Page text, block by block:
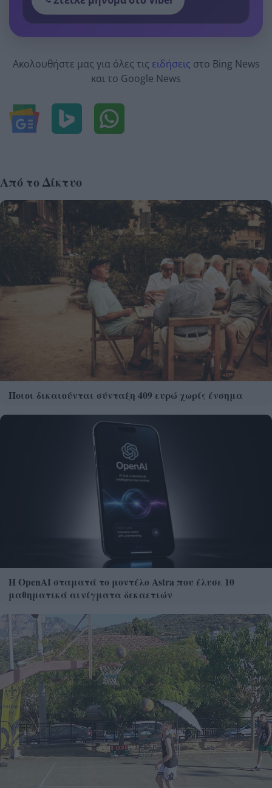
Ακολουθήστε μας για όλες τις ειδήσεις στο Bing News
και το Google News
Από το Δίκτυο
Ποιοι δικαιούνται σύνταξη 409 ευρώ χωρίς ένσημα
Η OpenAI σταματά το μοντέλο Astra που έλυσε 10
μαθηματικά αινίγματα δεκαετιών